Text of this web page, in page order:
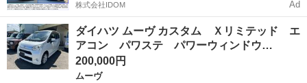
株式会社IDOM Ad
ダイハツ ムーヴ カスタム Ｘリミテッド エ
アコン パワステ パワーウィンドウ…
200,000円
ムーヴ